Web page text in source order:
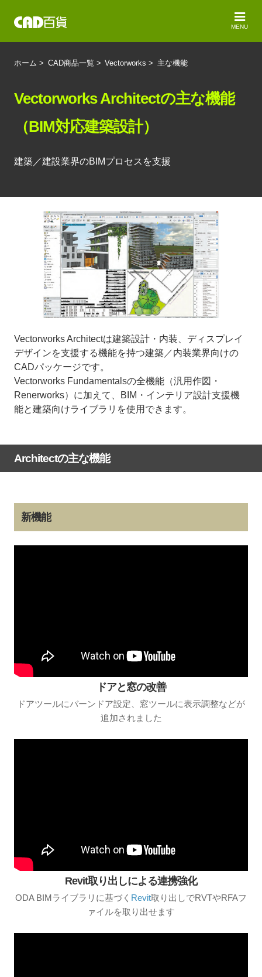
MENU
ホーム > CAD商品一覧 > Vectorworks > 主な機能
Vectorworks Architectの主な機能
（BIM対応建築設計）
建築／建設業界のBIMプロセスを支援
Vectorworks Architectは建築設計・内装、ディスプレイ
デザインを支援する機能を持つ建築／内装業界向けの
CADパッケージです。
Vectorworks Fundamentalsの全機能（汎用作図・
Renerworks）に加えて、BIM・インテリア設計支援機
能と建築向けライブラリを使用できます。
Architectの主な機能
新機能
ドアと窓の改善
ドアツールにバーンドア設定、窓ツールに表示調整などが
追加されました
Revit取り出しによる連携強化
ODA BIMライブラリに基づく Revit取り出しでRVTやRFAフ
ァイルを取り出せます